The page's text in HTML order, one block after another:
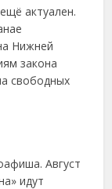
актуален.
Нижней
закона
свободных
Август
идут